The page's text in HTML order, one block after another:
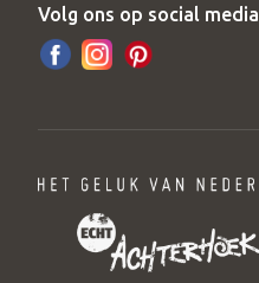
Volg ons op social media